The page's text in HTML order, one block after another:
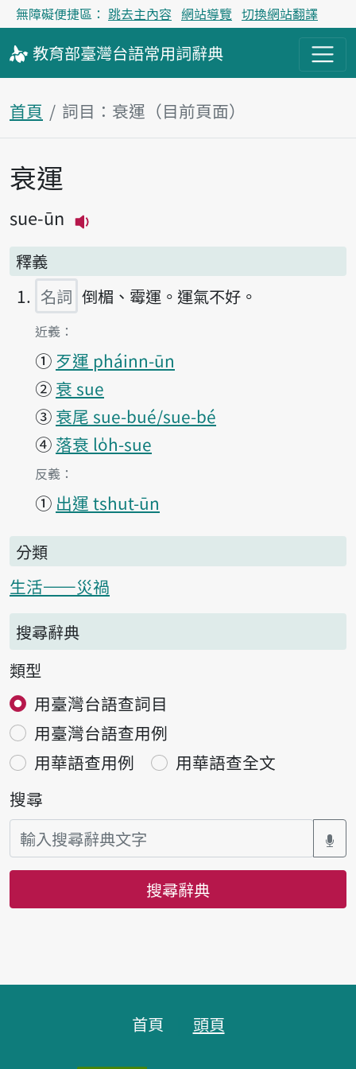
無障礙便捷區： 跳去主內容 網站導覽 切換網站翻譯
教育部臺灣台語常用詞辭典
首頁 詞目：衰運（目前頁面）
主內容區塊
衰運
sue-ūn
釋義
名詞 倒楣、霉運。運氣不好。
第1項釋義的
近義：
① 歹運 pháinn-ūn
② 衰 sue
③ 衰尾 sue-bué/sue-bé
④ 落衰 lo̍h-sue
第1項釋義的
反義：
① 出運 tshut-ūn
分類
生活——災禍
搜尋辭典
類型
用臺灣台語查詞目
用臺灣台語查用例
用華語查用例
用華語查全文
搜尋
搜尋辭典
首頁 頭頁